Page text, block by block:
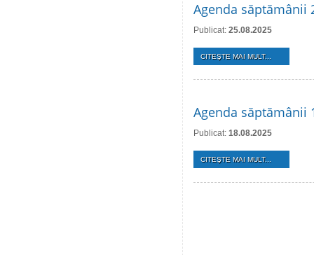
Agenda săptămânii
Publicat: 25.08.2025
CITEŞTE MAI MULT...
Agenda săptămânii
Publicat: 18.08.2025
CITEŞTE MAI MULT...